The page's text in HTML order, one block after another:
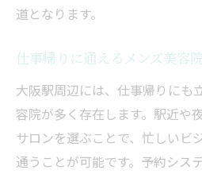
道となります。
仕事帰りに通えるメンズ美容
大阪駅周辺には、仕事帰りにも
容院が多く存在します。駅近や
サロンを選ぶことで、忙しいビ
通うことが可能です。予約シス